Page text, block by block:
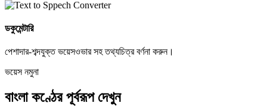
ডকুমেন্টারি
পেশাদার-শব্দযুক্ত ভয়েসওভার সহ তথ্যচিত্র বর্ণনা করুন।
ভয়েস নমুনা
বাংলা কণ্ঠের পূর্বরূপ দেখুন